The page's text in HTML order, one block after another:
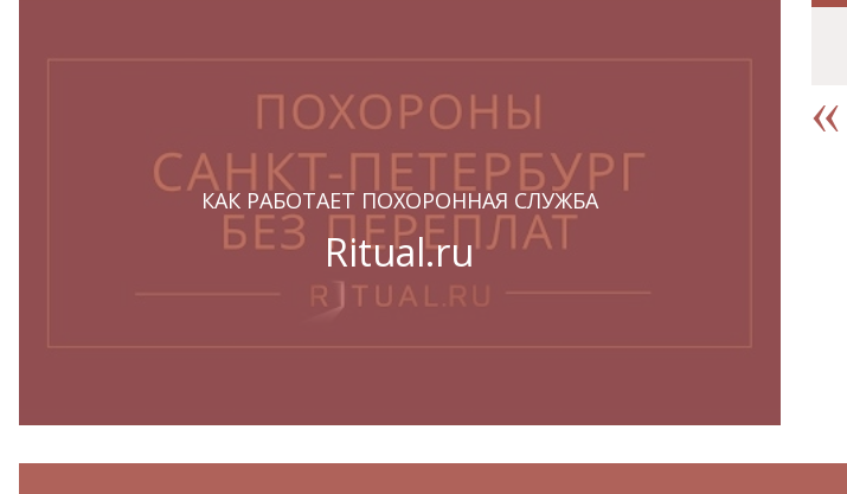
КАК РАБОТАЕТ ПОХОРОННАЯ СЛУЖБА
Ritual.ru